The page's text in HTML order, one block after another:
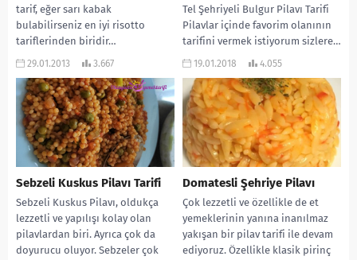
tarif, eğer sarı kabak
bulabilirseniz en iyi risotto
tariflerinden biridir…
MALZEMELERİ: 1 sm bardağı taze...
29.01.2013 3.667
Tel Şehriyeli Bulgur Pilavı Tarifi
Pilavlar içinde favorim olanının
tarifini vermek istiyorum sizlere…
Klasik bulgur pilavı gibi değil.
19.01.2018 4.055
Sebzeli Kuskus Pilavı Tarifi
Sebzeli Kuskus Pilavı, oldukça
lezzetli ve yapılışı kolay olan
pilavlardan biri. Ayrıca çok da
doyurucu oluyor. Sebzeler çok
Domatesli Şehriye Pilavı
Çok lezzetli ve özellikle de et
yemeklerinin yanına inanılmaz
yakışan bir pilav tarifi ile devam
ediyoruz. Özellikle klasik pirinç